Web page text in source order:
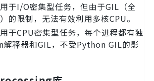
于I/O密集型任务，但由于GIL（全
的限制，无法有效利用多核CPU。
于CPU密集型任务，每个进程都有独
释器和GIL，不受Python GIL的影